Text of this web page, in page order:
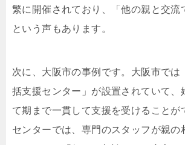
繁に開催されており、「他の親と交流
という声もあります。
次に、大阪市の事例です。大阪市では
括支援センター」が設置されていて、
て期まで一貫して支援を受けることが
センターでは、専門のスタッフが親の